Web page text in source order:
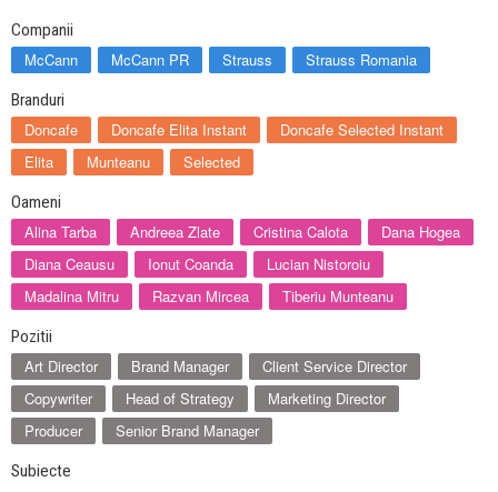
Companii
McCann McCann PR Strauss Strauss Romania
Branduri
Doncafe Doncafe Elita Instant
Doncafe Selected Instant
Elita
Munteanu Selected
Oameni
Alina Tarba Andreea Zlate Cristina Calota
Dana Hogea
Diana Ceausu
Ionut Coanda
Lucian Nistoroiu
Madalina Mitru
Razvan Mircea Tiberiu Munteanu
Pozitii
Art Director Brand Manager
Client Service Director
Copywriter
Head of Strategy
Marketing Director
Producer
Senior Brand Manager
Subiecte